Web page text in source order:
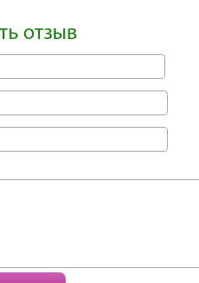
отзыв